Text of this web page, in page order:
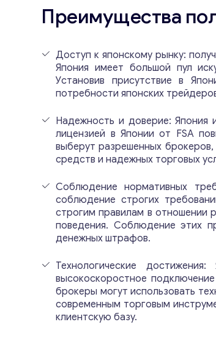
Преимущества
Доступ к японскому рынку:
Япония имеет большой пул
Установив присутствие в
потребности японских
Надежность и доверие: Япония
лицензией в Японии от FSA
выберут разрешенных
средств и надежных торговых
Соблюдение нормативных
соблюдение строгих
строгим правилам в отношении
поведения. Соблюдение этих
денежных штрафов.
Технологические
высокоскоростное
брокеры могут использовать
современным торговым
клиентскую базу.